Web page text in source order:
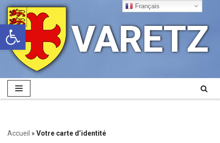
Ouvrir la barre d’outils
Aller
au
contenu
VARETZ
Accueil » Votre carte d’identité
Français